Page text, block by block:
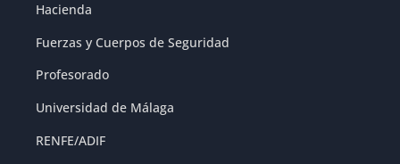
Hacienda
Fuerzas y Cuerpos de Seguridad
Profesorado
Universidad de Málaga
RENFE/ADIF